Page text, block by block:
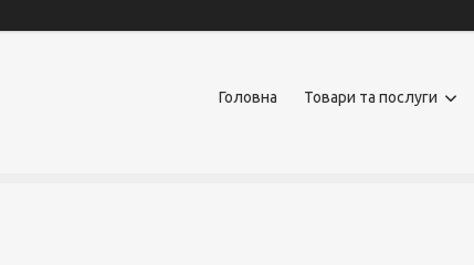
Головна Товари та послуги